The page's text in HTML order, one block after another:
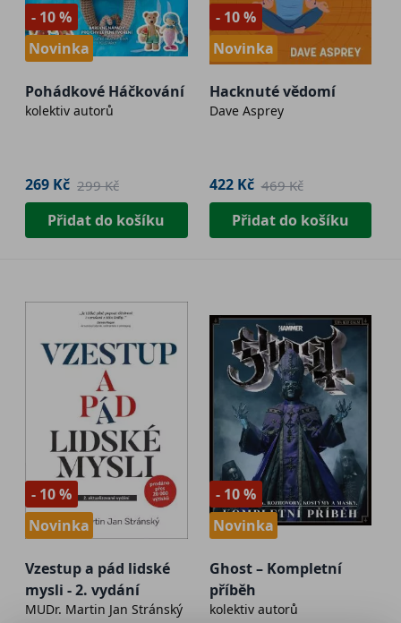
- 10 %
Novinka
Pohádkové Háčkování
kolektiv autorů
269 Kč 299 Kč
Přidat do košíku
- 10 %
Novinka
Hacknuté vědomí
Dave Asprey
422 Kč 469 Kč
Přidat do košíku
- 10 %
Novinka
Vzestup a pád lidské
mysli - 2. vydání
MUDr. Martin Jan Stránský
- 10 %
Novinka
Ghost – Kompletní
příběh
kolektiv autorů